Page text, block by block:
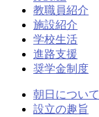
教職員紹介
施設紹介
学校生活
進路支援
奨学金制度
朝日について
設立の趣旨